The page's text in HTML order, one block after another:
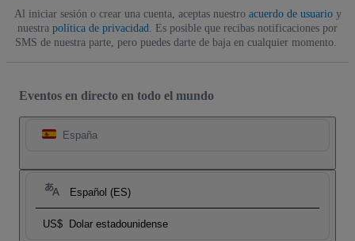
Al iniciar sesión o crear una cuenta, aceptas nuestro acuerdo de usuarioy
nuestra política de privacidad. Es posible que recibas notificaciones por
SMS de nuestra parte, pero puedes darte de baja en cualquier momento.
Eventos en directo en todo el mundo
España
Español (ES)
US$ Dolar estadounidense